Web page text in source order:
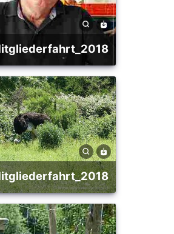
Mitgliederfahrt_2018
Mitgliederfahrt_2018